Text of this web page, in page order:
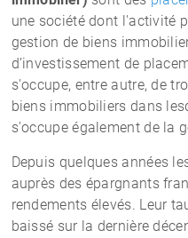
une société dont l'activité
gestion de biens
d’investissement de
s'occupe, entre autre, de
biens immobiliers dans
s'occupe également de la
Depuis quelques années
auprès des épargnants
rendements élevés. Leur
baissé sur la dernière